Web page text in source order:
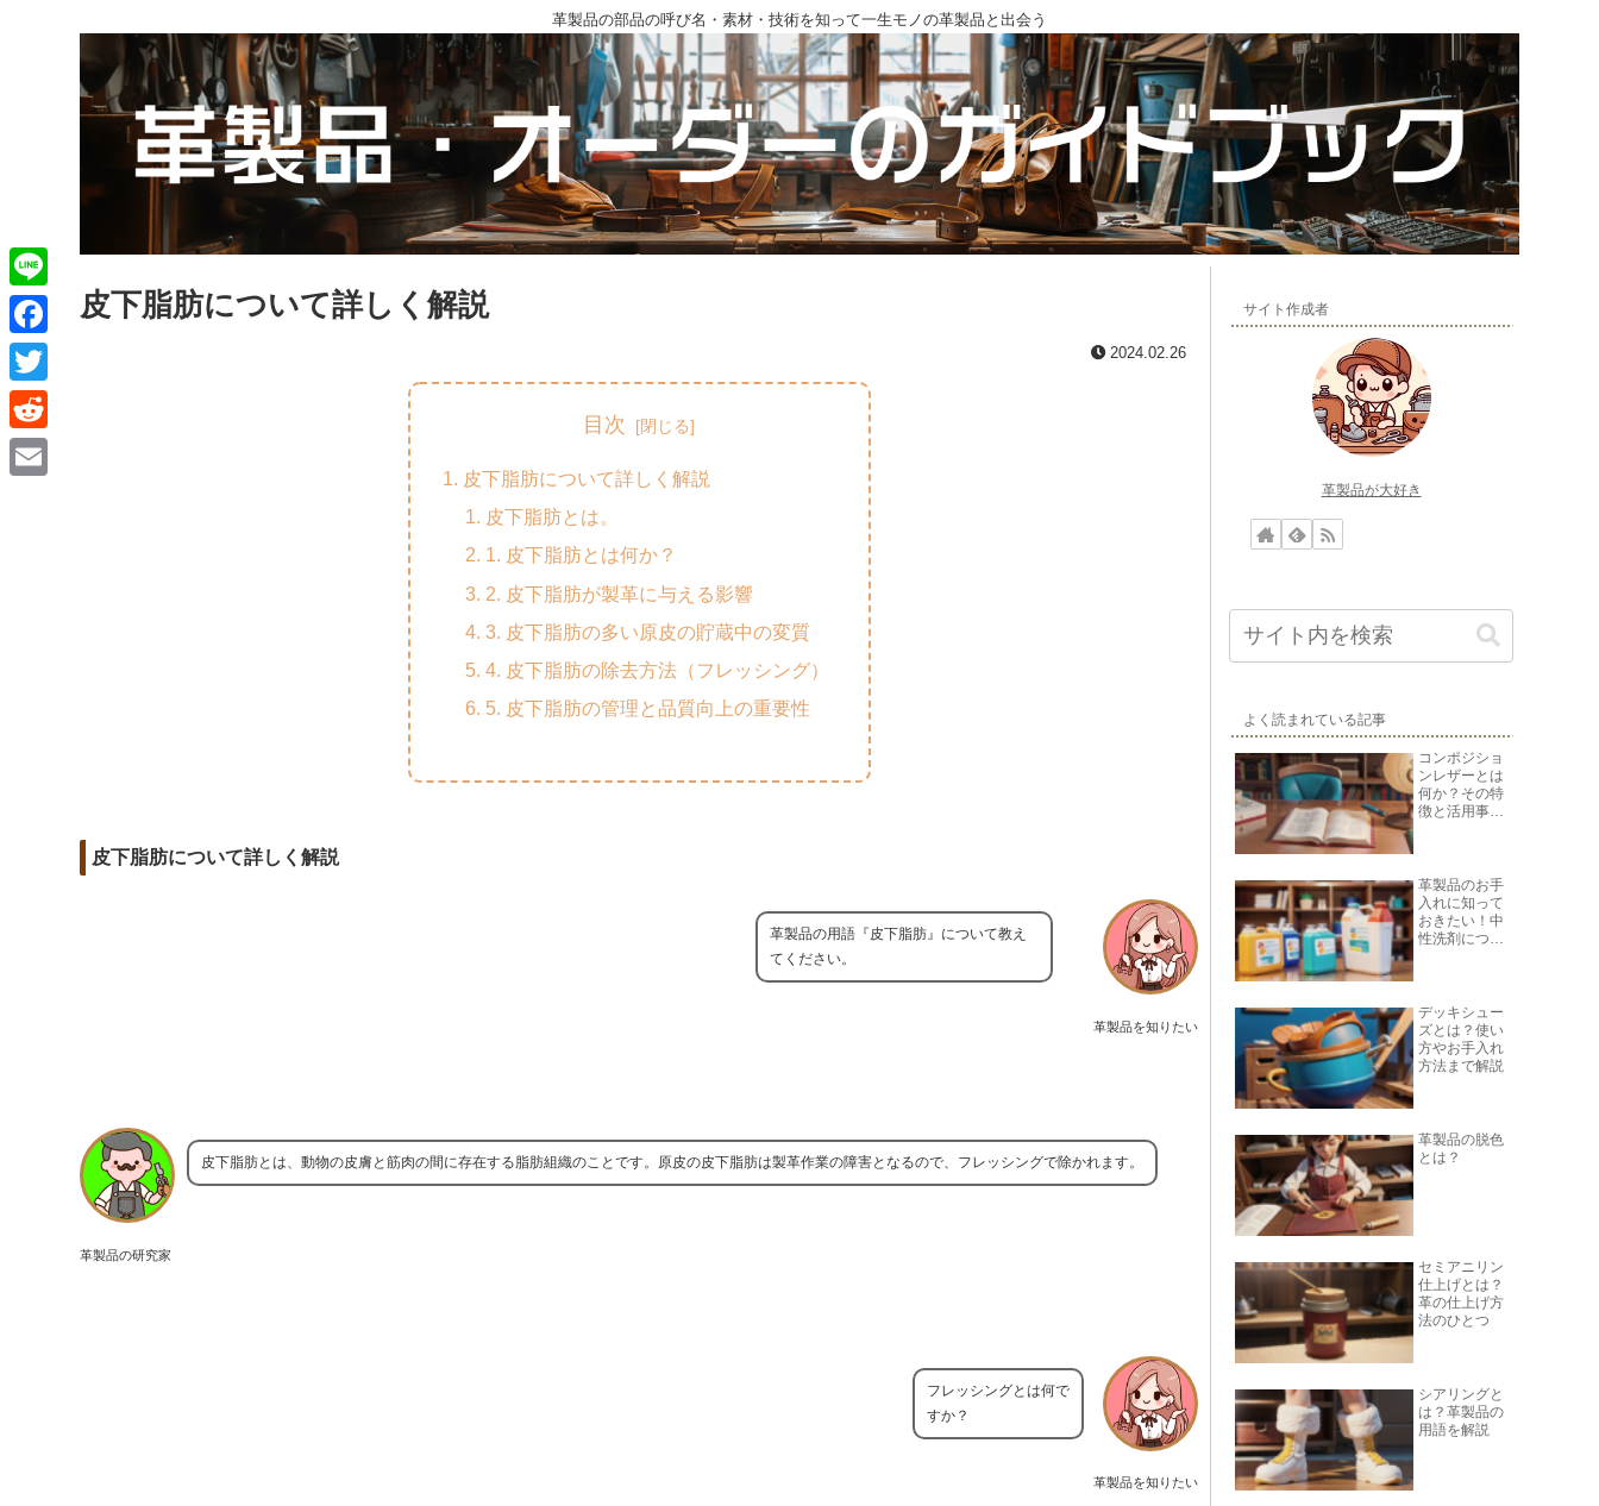
革製品の部品の呼び名・素材・技術を知って一生モノの革製品と出会う
皮下脂肪について詳しく解説
2024.02.26
目次
皮下脂肪について詳しく解説
皮下脂肪とは。
1. 皮下脂肪とは何か？
2. 皮下脂肪が製革に与える影響
3. 皮下脂肪の多い原皮の貯蔵中の変質
4. 皮下脂肪の除去方法（フレッシング）
5. 皮下脂肪の管理と品質向上の重要性
皮下脂肪について詳しく解説
革製品を知りたい
革製品の用語『皮下脂肪』について教え
てください。
革製品の研究家
皮下脂肪とは、動物の皮膚と筋肉の間に存在する脂肪組織のことです。原皮の皮下脂肪は製革作業の障害となるので、フレッシングで除かれます。
革製品を知りたい
フレッシングとは何で
すか？
サイト作成者
革製品が大好き
よく読まれている記事
コンポジショ
ンレザーとは
何か？その特
徴と活用事例
革製品のお手
入れに知って
おきたい！中
性洗剤につい
デッキシュー
ズとは？使い
方やお手入れ
方法まで解説
革製品の脱色
とは？
セミアニリン
仕上げとは？
革の仕上げ方
法のひとつ
シアリングと
は？革製品の
用語を解説
L
i
n
e
F
a
c
e
T
w
i
R